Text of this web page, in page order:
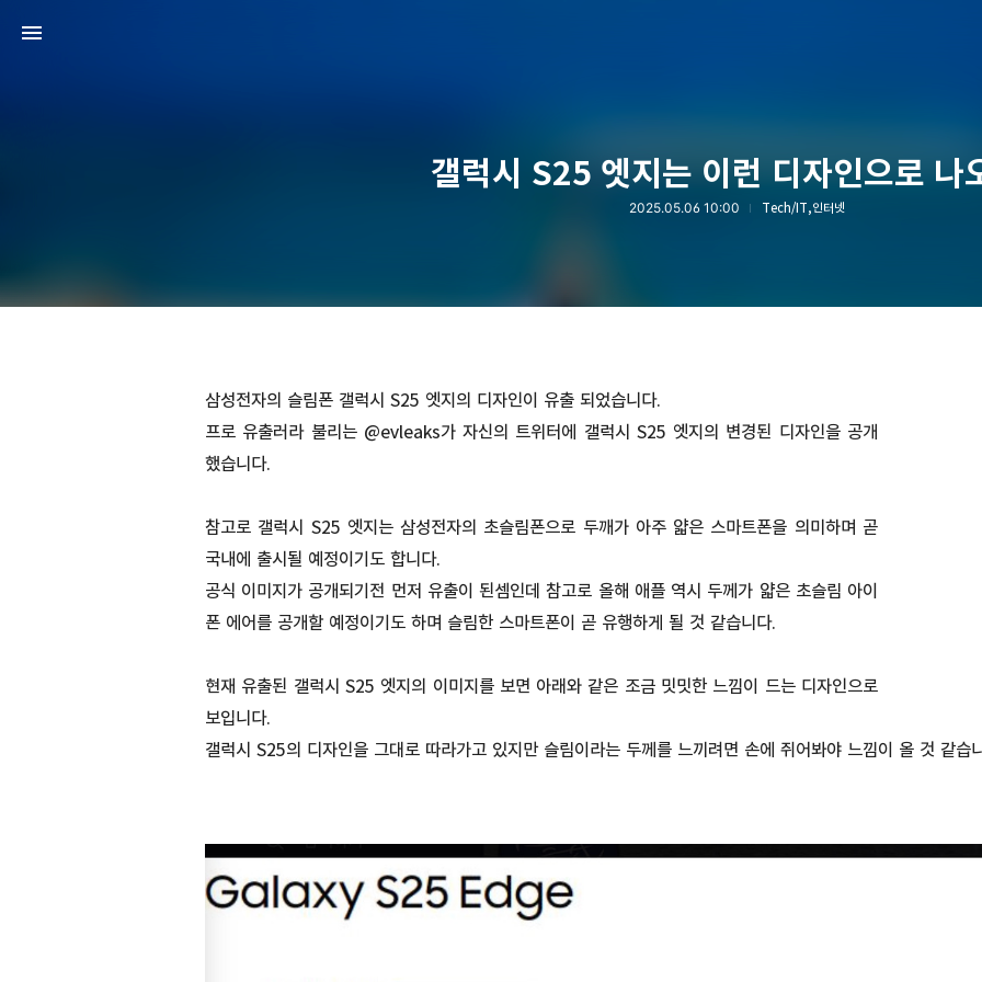
갤럭시 S25 엣지는 이런 디자인으로 나
2025.05.06 10:00 Tech/IT,인터넷
삼성전자의 슬림폰 갤럭시 S25 엣지의 디자인이 유출 되었습니다.
프로 유출러라 불리는 @evleaks가 자신의 트위터에 갤럭시 S25 엣지의 변경된 디자인을 공개
했습니다.
참고로 갤럭시 S25 엣지는 삼성전자의 초슬림폰으로 두깨가 아주 얇은 스마트폰을 의미하며 곧
국내에 출시될 예정이기도 합니다.
공식 이미지가 공개되기전 먼저 유출이 된셈인데 참고로 올해 애플 역시 두께가 얇은 초슬림 아이
폰 에어를 공개할 예정이기도 하며 슬림한 스마트폰이 곧 유행하게 될 것 같습니다.
현재 유출된 갤럭시 S25 엣지의 이미지를 보면 아래와 같은 조금 밋밋한 느낌이 드는 디자인으로
보입니다.
갤럭시 S25의 디자인을 그대로 따라가고 있지만 슬림이라는 두께를 느끼려면 손에 쥐어봐야 느낌이 올 것 같습